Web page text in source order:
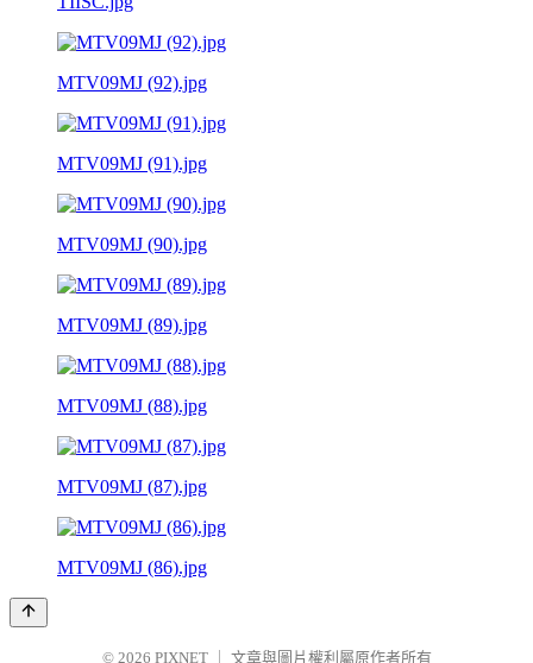
MTV09MJ (92).jpg
MTV09MJ (91).jpg
MTV09MJ (90).jpg
MTV09MJ (89).jpg
MTV09MJ (88).jpg
MTV09MJ (87).jpg
MTV09MJ (86).jpg
© 2026 PIXNET 文章與圖片權利屬原作者所有